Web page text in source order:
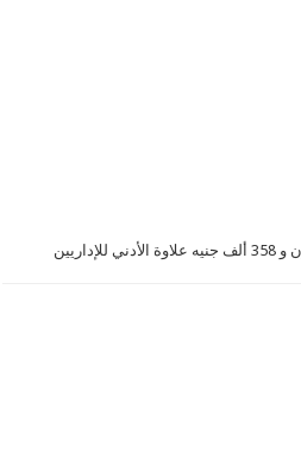
6 مليون و 358 ألف جنيه علاوة الأدني للإداريين